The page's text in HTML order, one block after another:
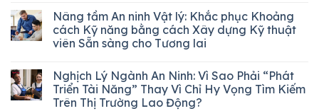
Nâng tầm An ninh Vật lý: Khắc phục Khoảng
cách Kỹ năng bằng cách Xây dựng Kỹ thuật
viên Sẵn sàng cho Tương lai
Nghịch Lý Ngành An Ninh: Vì Sao Phải “Phát
Triển Tài Năng” Thay Vì Chỉ Hy Vọng Tìm Kiếm
Trên Thị Trường Lao Động?